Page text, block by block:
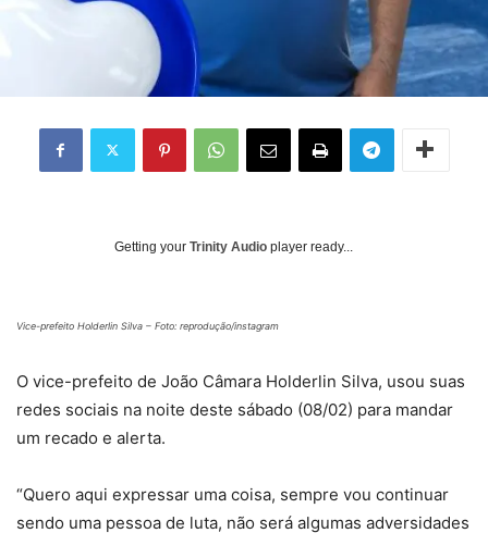
Getting your Trinity Audio player ready...
Vice-prefeito Holderlin Silva – Foto: reprodução/instagram
O vice-prefeito de João Câmara Holderlin Silva, usou suas
redes sociais na noite deste sábado (08/02) para mandar
um recado e alerta.
“Quero aqui expressar uma coisa, sempre vou continuar
sendo uma pessoa de luta, não será algumas adversidades